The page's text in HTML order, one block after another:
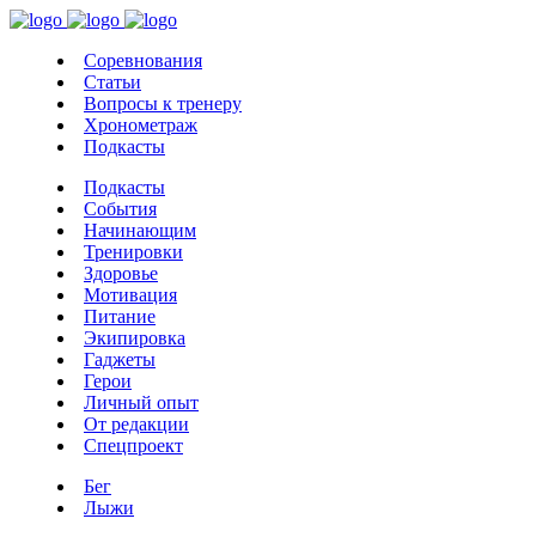
Соревнования
Статьи
Вопросы к тренеру
Хронометраж
Подкасты
Подкасты
События
Начинающим
Тренировки
Здоровье
Мотивация
Питание
Экипировка
Гаджеты
Герои
Личный опыт
От редакции
Спецпроект
Бег
Лыжи